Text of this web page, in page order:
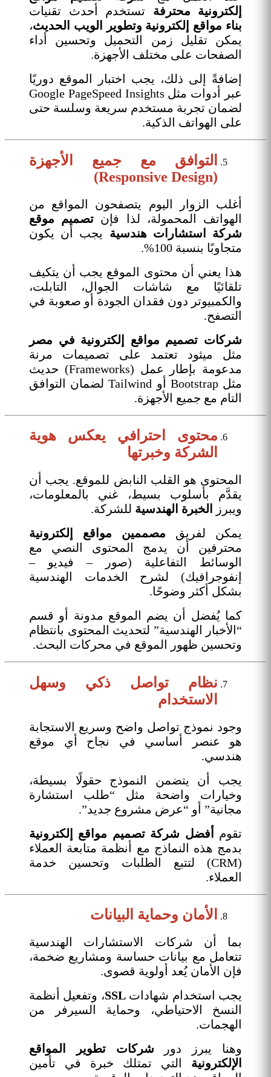
إلكترونية محترفة تستخدم أحدث تقنيات
بناء مواقع إلكترونية وتطوير الويب الحديث،
يمكن تقليل زمن التحميل وتحسين أداء
الصفحات على مختلف الأجهزة.
إضافةً إلى ذلك، يجب اختبار الموقع دوريًا
عبر أدوات مثل Google PageSpeed Insights
لضمان تجربة مستخدم سريعة وسلسة حتى
على الهواتف الذكية.
التوافق مع جميع الأجهزة
(Responsive Design)
أغلب الزوار اليوم يتصفحون المواقع من
الهواتف المحمولة، لذا فإن تصميم موقع
شركة استشارات هندسية يجب أن يكون
متجاوبًا بنسبة 100%.
هذا يعني أن محتوى الموقع يجب أن يتكيف
تلقائيًا مع شاشات الجوال، التابلت،
والكمبيوتر دون فقدان الجودة أو صعوبة في
التصفح.
شركات تصميم مواقع إلكترونية في مصر
مثل ميثود تعتمد على تصميمات مرنة
مدعومة بإطار عمل (Frameworks) حديث
مثل Bootstrap أو Tailwind لضمان التوافق
التام مع جميع الأجهزة.
محتوى احترافي يعكس هوية
الشركة وخبرتها
المحتوى هو القلب النابض للموقع. يجب أن
يقدَّم بأسلوب بسيط، غني بالمعلومات،
ويبرز
الخبرة الهندسية للشركة.
يمكن لفريق مصممين مواقع إلكترونية
محترفين أن يدمج المحتوى النصي مع
الوسائط التفاعلية (صور – فيديو –
إنفوجرافيك) لشرح الخدمات الهندسية
بشكل أكثر وضوحًا.
كما يُفضل أن يضم الموقع مدونة أو قسم
“الأخبار الهندسية” لتحديث المحتوى بانتظام
وتحسين ظهور الموقع في محركات البحث.
نظام تواصل ذكي وسهل
الاستخدام
وجود نموذج تواصل واضح وسريع الاستجابة
هو عنصر أساسي في نجاح أي موقع
هندسي.
يجب أن يتضمن النموذج حقولًا بسيطة،
وخيارات واضحة مثل “طلب استشارة
مجانية” أو “عرض مشروع جديد”.
تقوم أفضل شركة تصميم مواقع إلكترونية
بدمج هذه النماذج مع أنظمة متابعة العملاء
(CRM) لتتبع الطلبات وتحسين خدمة
العملاء.
الأمان وحماية البيانات
بما أن شركات الاستشارات الهندسية
تتعامل مع بيانات حساسة ومشاريع ضخمة،
فإن الأمان يُعد أولوية قصوى.
يجب استخدام شهاداتSSL، وتفعيل أنظمة
النسخ الاحتياطي، وحماية السيرفر من
الهجمات.
وهنا يبرز دور شركات تطوير المواقع
الإلكترونية التي تمتلك خبرة في تأمين